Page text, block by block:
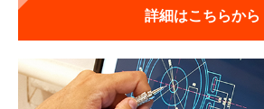
詳細はこちらから